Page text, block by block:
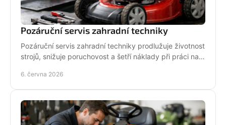
Pozáruční servis zahradní techniky
Pozáruční servis zahradní techniky prodlužuje životnost
strojů, snižuje poruchovost a šetří náklady při práci na
6. června 2026